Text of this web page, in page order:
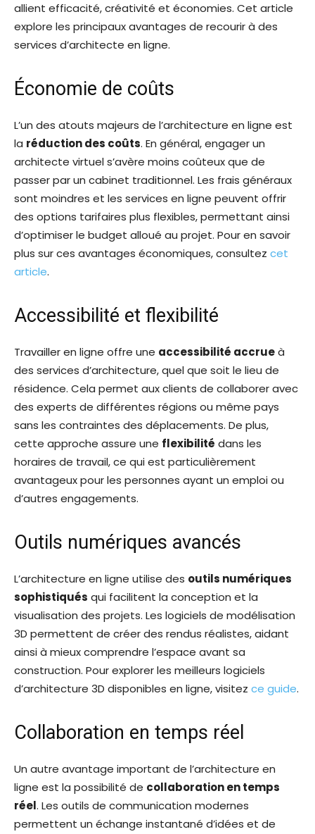
allient efficacité, créativité et économies. Cet article
explore les principaux avantages de recourir à des
services d’architecte en ligne.
Économie de coûts
L’un des atouts majeurs de l’architecture en ligne est
la réduction des coûts. En général, engager un
architecte virtuel s’avère moins coûteux que de
passer par un cabinet traditionnel. Les frais généraux
sont moindres et les services en ligne peuvent offrir
des options tarifaires plus flexibles, permettant ainsi
d’optimiser le budget alloué au projet. Pour en savoir
plus sur ces avantages économiques, consultez cet
article.
Accessibilité et flexibilité
Travailler en ligne offre une accessibilité accrueà
des services d’architecture, quel que soit le lieu de
résidence. Cela permet aux clients de collaborer avec
des experts de différentes régions ou même pays
sans les contraintes des déplacements. De plus,
cette approche assure une flexibilité dans les
horaires de travail, ce qui est particulièrement
avantageux pour les personnes ayant un emploi ou
d’autres engagements.
Outils numériques avancés
L’architecture en ligne utilise des outils numériques
sophistiqués qui facilitent la conception et la
visualisation des projets. Les logiciels de modélisation
3D permettent de créer des rendus réalistes, aidant
ainsi à mieux comprendre l’espace avant sa
construction. Pour explorer les meilleurs logiciels
d’architecture 3D disponibles en ligne, visitez ce guide.
Collaboration en temps réel
Un autre avantage important de l’architecture en
ligne est la possibilité de collaboration en temps
réel. Les outils de communication modernes
permettent un échange instantané d’idées et de